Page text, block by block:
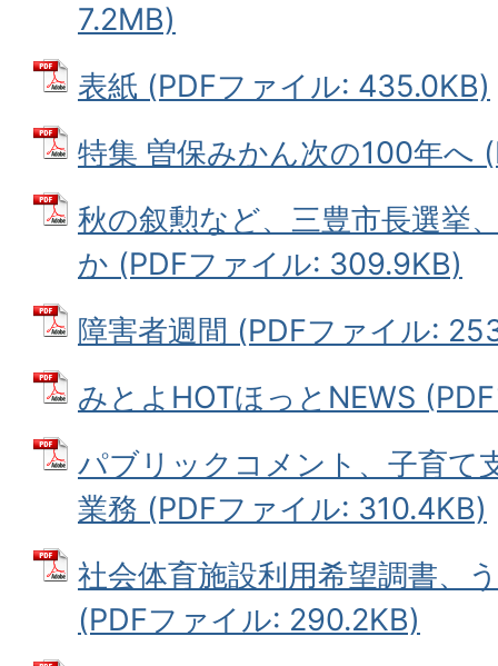
7.2MB)
表紙 (PDFファイル: 435.0KB)
特集 曽保みかん次の100年へ
秋の叙勲など、三豊市長選挙
か (PDFファイル: 309.9KB)
障害者週間 (PDFファイル:
みとよHOTほっとNEWS
パブリックコメント、子育て
業務 (PDFファイル: 310.4KB)
社会体育施設利用希望調書、
(PDFファイル: 290.2KB)